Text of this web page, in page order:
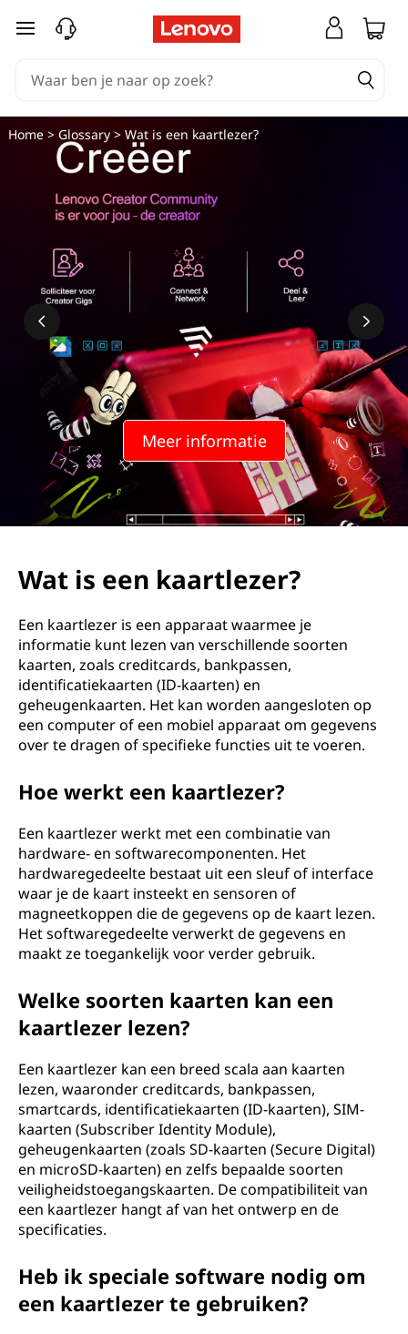
W
l
Ga naar de hoofdinhoud
Meer informatie
Home> Glossary> Wat is een kaartlezer?
Wat is een kaartlezer?
Een kaartlezer is een apparaat waarmee je
informatie kunt lezen van verschillende soorten
kaarten, zoals creditcards, bankpassen,
identificatiekaarten (ID-kaarten) en
geheugenkaarten. Het kan worden aangesloten op
een computer of een mobiel apparaat om gegevens
over te dragen of specifieke functies uit te voeren.
Hoe werkt een kaartlezer?
Een kaartlezer werkt met een combinatie van
hardware- en softwarecomponenten. Het
hardwaregedeelte bestaat uit een sleuf of interface
waar je de kaart insteekt en sensoren of
magneetkoppen die de gegevens op de kaart lezen.
Het softwaregedeelte verwerkt de gegevens en
maakt ze toegankelijk voor verder gebruik.
Welke soorten kaarten kan een
kaartlezer lezen?
Een kaartlezer kan een breed scala aan kaarten
lezen, waaronder creditcards, bankpassen,
smartcards, identificatiekaarten (ID-kaarten), SIM-
kaarten (Subscriber Identity Module),
geheugenkaarten (zoals SD-kaarten (Secure Digital)
en microSD-kaarten) en zelfs bepaalde soorten
veiligheidstoegangskaarten. De compatibiliteit van
een kaartlezer hangt af van het ontwerp en de
specificaties.
Heb ik speciale software nodig om
een kaartlezer te gebruiken?